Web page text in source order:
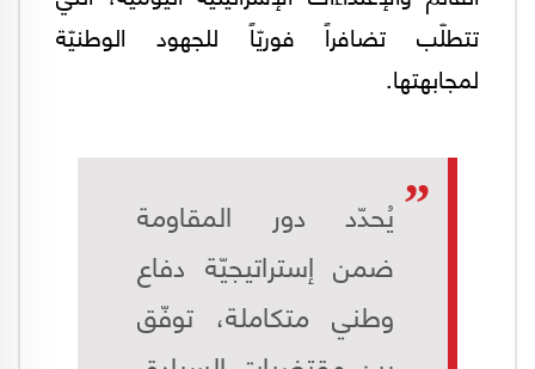
تتطلّب تضافراً فوريّاً للجهود الوطنيّة
لمجابهتها.
يُحدّد دور المقاومة
ضمن إستراتيجيّة دفاع
وطني متكاملة، توفّق